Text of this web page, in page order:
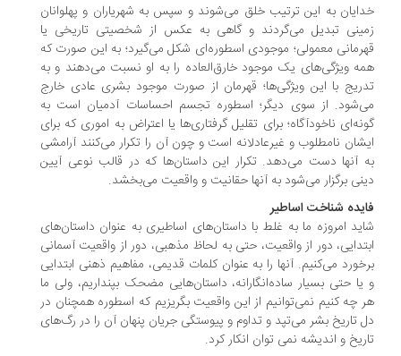
به این ترتیب خلق می‌شوند و سپس به شهریاران و پهلوانان
تبدیل می‌گردند و گاهی به عکس از شخصیتی تاریخی یا
معمولی؛ موجودی اسطوره‌ای شکل می‌گیرد؛ به این صورت که
ویژگی‌های یک موجود خارق‌العاده را به او نسبت می‌دهند و به
با این ویژگی‌ها؛ قهرمان از صورت موجود بشری عادی خارج
از سوی دیگر؛ اسطوره تجسم احساسات آدمیان است به
ناخودآگاه؛ برای تقلیل گرفتاری‌ها یا اعتراض به اموری که برای
نامطلوب و غیرعادلانه است و چون آن را تکرار می‌کنند آرامشی
آنها دست می‌دهد. تکرار این داستان‌ها که در قالب نوعی آیین
برگزار می‌شود به آنها حقانیت و واقعیت می‌بخشد.
شناخت اساطير
امروزه ما به غلط با داستان‌های اساطیری به عنوان داستان‌های
دور از واقعیت، حتی به لحاظ مذهبی، دور از واقعیت آسمانی
می‌کنیم. آنها را به عنوان کلمات قدیمی، مفاهیم ذهنی ابتدایی
حتی بسیار ساده‌انگارانه، داستان‌هایی مضحک بپنداریم، ولی ما
چه کنیم نمی‌توانیم از این واقعیت بگریزیم که اسطوره همچنان در
تاریخ بشر می‌تپد و تداوم و پیوستگی جریان پنهان آن را در رگ‌های
و اندیشه نمی توان انکار کرد.